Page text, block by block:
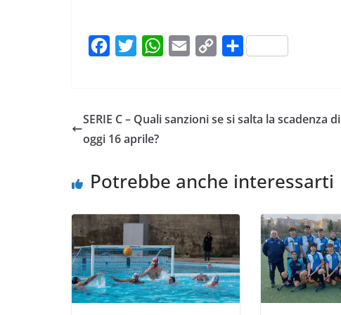
o
t
r
W
C
SERIE C – Quali sanzioni se si salta la scadenza di
oggi 16 aprile?
Potrebbe anche interessarti